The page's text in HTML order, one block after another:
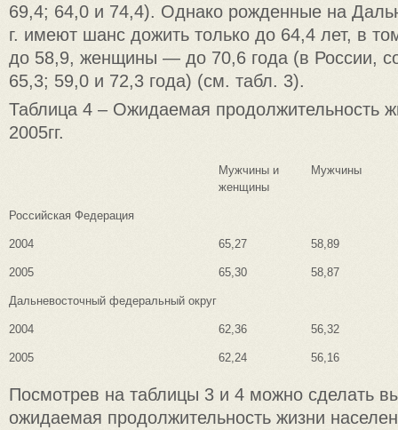
69,4; 64,0 и 74,4). Однако рожденные на
г. имеют шанс дожить только до 64,4 лет, в
до 58,9, женщины — до 70,6 года (в России,
65,3; 59,0 и 72,3 года) (см. табл. 3).
Таблица 4 – Ожидаемая продолжительность
2005гг.
Мужчины и
женщины
Мужчины
Российская Федерация
2004 65,27 58,89
2005 65,30 58,87
Дальневосточный федеральный округ
2004 62,36 56,32
2005 62,24 56,16
Посмотрев на таблицы 3 и 4 можно сделать
ожидаемая продолжительность жизни